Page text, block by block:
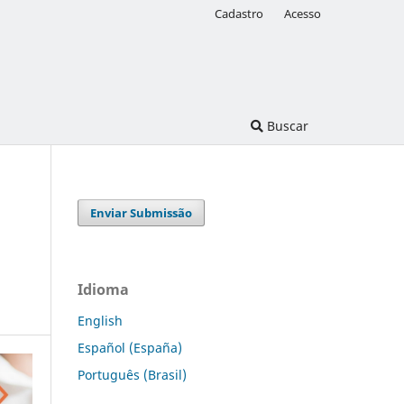
Buscar
Cadastro Acesso
Enviar Submissão
Idioma
English
Español (España)
Português (Brasil)